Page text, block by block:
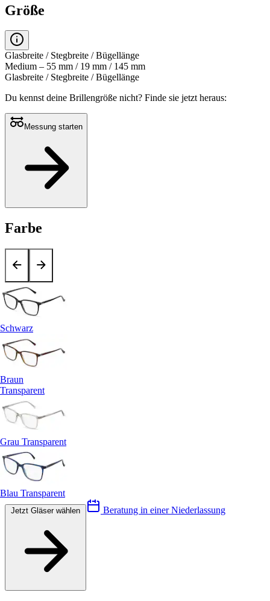
Größe
Glasbreite / Stegbreite / Bügellänge
Medium – 55 mm / 19 mm / 145 mm
Glasbreite / Stegbreite / Bügellänge
Du kennst deine Brillengröße nicht? Finde sie jetzt heraus:
Messung starten
Farbe
Schwarz
Braun
Transparent
Grau Transparent
Blau Transparent
Beratung in einer Niederlassung